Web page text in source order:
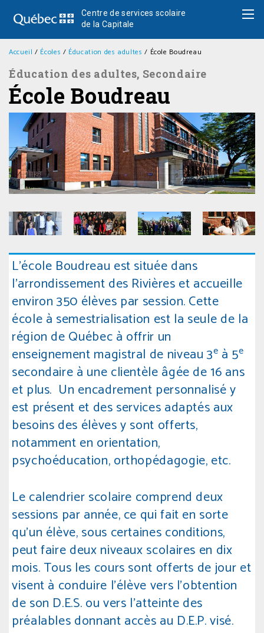
Centre de services scolaire
de la Capitale
Accueil / Écoles / Éducation des adultes / École Boudreau
Éducation des adultes, Secondaire
École Boudreau
L’école Boudreau est située dans
l’arrondissement des Rivières et accueille
environ 350 élèves par session. Cette
école à semestrialisation est la seule de la
région de Québec à offrir un
enseignement magistral de niveau 3e à 5e
secondaire à une clientèle âgée de 16 ans
et plus. Un encadrement personnalisé y
est présent et des services adaptés aux
besoins des élèves y sont offerts,
notamment en orientation,
psychoéducation, orthopédagogie, etc.
Le calendrier scolaire comprend deux
sessions par année, ce qui fait en sorte
qu’un élève, sous certaines conditions,
peut faire deux niveaux scolaires en dix
mois. Tous les cours sont offerts de jour et
visent à conduire l’élève vers l’obtention
de son D.E.S. ou vers l’atteinte des
préalables donnant accès au D.E.P. visé.